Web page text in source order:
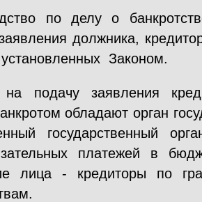
по делу о
должника,
Законом.
подачу заявления
обладают орган
государственный
платежей в
лица - кредиторы по
.